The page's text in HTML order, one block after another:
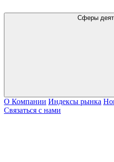
Сферы
О Компании Индексы рынка
Связаться с нами